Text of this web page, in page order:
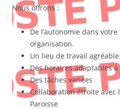
Nous offrons :
De l’autonomie dans
organisation.
Un lieu de travail
Des horaires adaptables
Des tâches variées
Collaboration étroite avec
Paroisse